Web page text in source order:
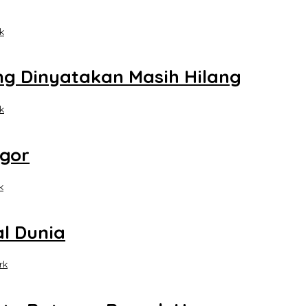
Dinyatakan Masih Hilang
Dunia